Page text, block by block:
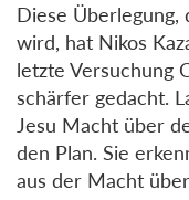
Diese Überlegung,
wird, hat Nikos
letzte Versuchung
schärfer gedacht.
Jesu Macht über
den Plan. Sie
aus der Macht